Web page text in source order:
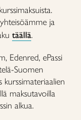
ja
täällä.
Edenred, ePassi
Suomen
maksutavoilla
alkua.